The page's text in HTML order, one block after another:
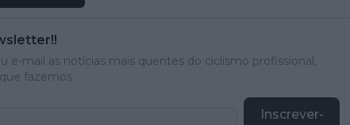
e-mail as notícias mais quentes do ciclismo profissional,
fazemos.
Inscrever-